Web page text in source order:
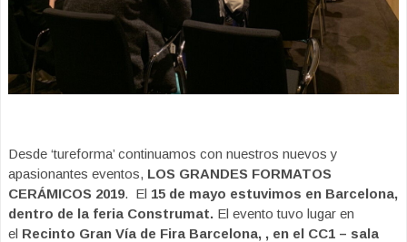
Desde ‘tureforma’ continuamos con nuestros nuevos y
apasionantes eventos, LOS GRANDES FORMATOS
CERÁMICOS 2019. El 15 de mayo estuvimos en Barcelona,
dentro de la feria Construmat. El evento tuvo lugar en
el Recinto Gran Vía de Fira Barcelona, , en el CC1 – sala